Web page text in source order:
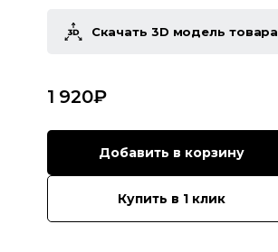
Скачать 3D модель товара
1 920₽
Добавить в корзину
Купить в 1 клик